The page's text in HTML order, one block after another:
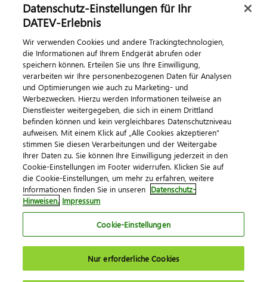
Kontaktieren Sie uns
© 2026 DATEV eG
ImpressumDatenschutzAGB Kontakt
Cookie-Einstellungen
Datenschutz-Einstellungen für Ihr
DATEV-Erlebnis
Wir verwenden Cookies und andere Trackingtechnologien,
die Informationen auf Ihrem Endgerät abrufen oder
speichern können. Erteilen Sie uns Ihre Einwilligung,
verarbeiten wir Ihre personenbezogenen Daten für Analysen
und Optimierungen wie auch zu Marketing- und
Werbezwecken. Hierzu werden Informationen teilweise an
Dienstleister weitergegeben, die sich in einem Drittland
befinden können und kein vergleichbares Datenschutzniveau
aufweisen. Mit einem Klick auf „Alle Cookies akzeptieren"
stimmen Sie diesen Verarbeitungen und der Weitergabe
Ihrer Daten zu. Sie können Ihre Einwilligung jederzeit in den
Cookie-Einstellungen im Footer widerrufen. Klicken Sie auf
die Cookie-Einstellungen, um mehr zu erfahren, weitere
Informationen finden Sie in unseren Datenschutz-
Hinweisen. Impressum
Cookie-Einstellungen
Nur erforderliche Cookies